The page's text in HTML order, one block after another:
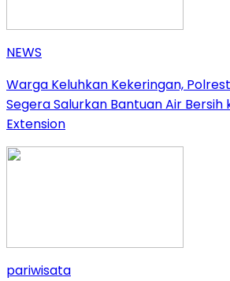
NEWS
Warga Keluhkan Kekeringan,
Segera Salurkan Bantuan Air Bersih
Extension
pariwisata